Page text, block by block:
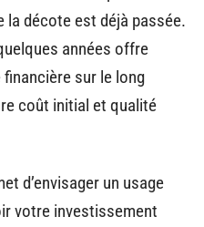
la décote est déjà passée.
années offre
sur le long
coût initial et qualité
d’envisager un usage
votre investissement